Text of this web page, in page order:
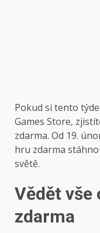
Pokud si tento
Games Store,
zdarma. Od 19.
hru zdarma
světě.
Vědět vše
zdarma